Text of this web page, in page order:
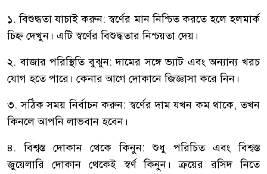
১. বিশুদ্ধতা যাচাই করুন: স্বর্ণের মান নিশ্চিত করতে হলে হলমার্ক
চিহ্ন দেখুন। এটি স্বর্ণের বিশুদ্ধতার নিশ্চয়তা দেয়।
২. বাজার পরিস্থিতি বুঝুন: দামের সঙ্গে ভ্যাট এবং অন্যান্য খরচ
যোগ হতে পারে। কেনার আগে দোকানে জিজ্ঞাসা করে নিন।
৩. সঠিক সময় নির্বাচন করুন: স্বর্ণের দাম যখন কম থাকে, তখন
কিনলে আপনি লাভবান হবেন।
৪. বিশ্বস্ত দোকান থেকে কিনুন: শুধু পরিচিত এবং বিশ্বস্ত
জুয়েলারি দোকান থেকেই স্বর্ণ কিনুন। ক্রয়ের রসিদ নিতে